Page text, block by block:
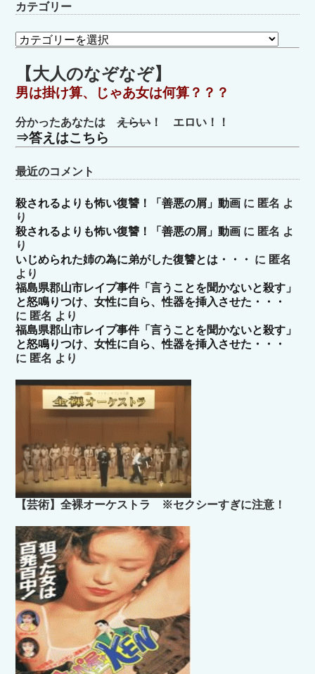
カテゴリー
カ
テ
ゴ
リ
ー
【大人のなぞなぞ】
男は掛け算、じゃあ女は何算？？？
分かったあなたはえらい！ エロい！！
⇒答えはこちら
最近のコメント
殺されるよりも怖い復讐！「善悪の屑」動画 に 匿名 よ
り
殺されるよりも怖い復讐！「善悪の屑」動画 に 匿名 よ
り
いじめられた姉の為に弟がした復讐とは・・・
に 匿名
より
福島県郡山市レイプ事件「言うことを聞かないと殺す」
と怒鳴りつけ、女性に自ら、性器を挿入させた・・・
に 匿名 より
福島県郡山市レイプ事件「言うことを聞かないと殺す」
と怒鳴りつけ、女性に自ら、性器を挿入させた・・・
に 匿名 より
【芸術】全裸オーケストラ ※セクシーすぎに注意！